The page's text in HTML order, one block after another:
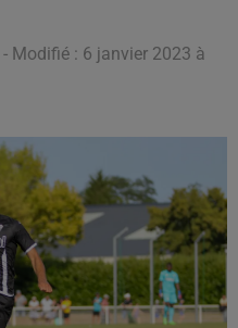
Modifié : 6 janvier 2023 à